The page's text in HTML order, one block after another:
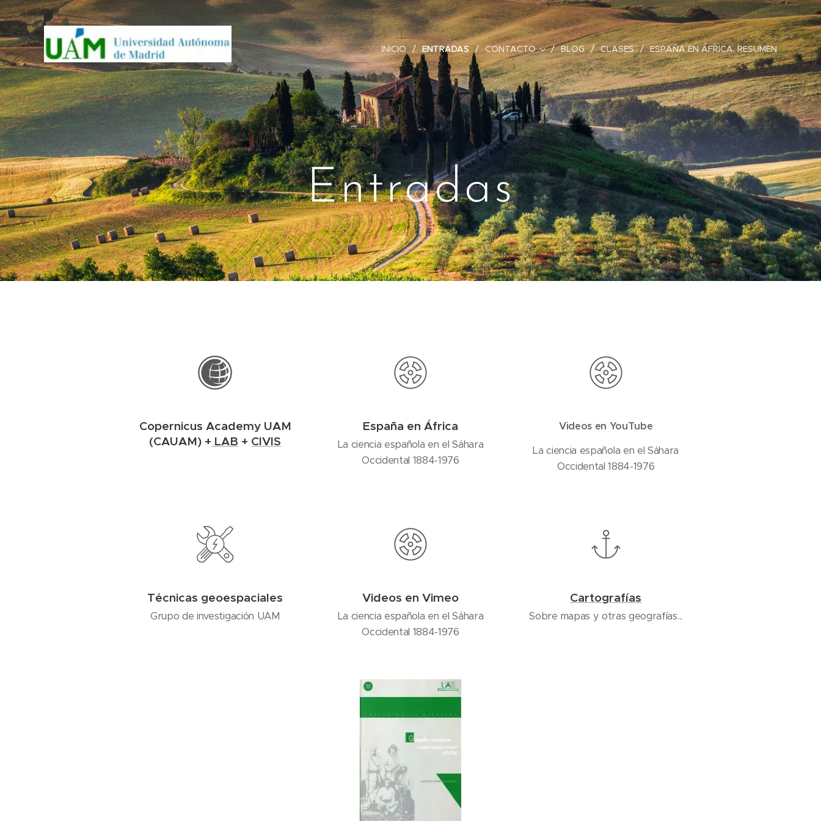
INICIO ENTRADAS CONTACTO BLOG CLASES ESPAÑA EN ÁFRICA, RESUMEN
Entradas
Copernicus Academy UAM
(CAUAM) + LAB + CIVIS
España en África
La ciencia española en el Sáhara
Occidental 1884-1976
Videos en YouTube
La ciencia española en el Sáhara
Occidental 1884-1976
Técnicas geoespaciales
Grupo de investigación UAM
Videos en Vimeo
La ciencia española en el Sáhara
Occidental 1884-1976
Cartografías
Sobre mapas y otras geografías...